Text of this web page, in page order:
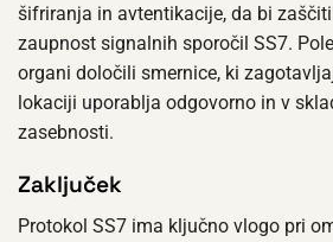
šifriranja in avtentikacije, da bi
zaupnost signalnih sporočil SS7.
organi določili smernice, ki
lokaciji uporablja odgovorno in v
zasebnosti.
Zaključek
Protokol SS7 ima ključno vlogo pri